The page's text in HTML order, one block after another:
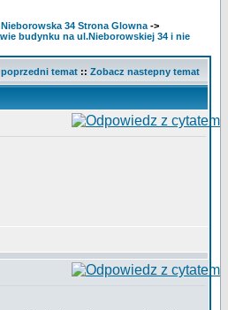
34 Strona Glowna ->
budynku na ul.Nieborowskiej 34 i nie
temat :: Zobacz nastepny temat